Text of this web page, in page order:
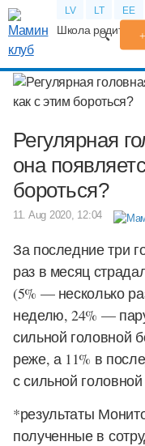
LV LT EE
Школа родителей
Регулярная
она
бороться?
11. Aug 2020, 12:04
За последние три
раз в месяц
(5% — несколько
неделю, 24% —
сильной головной
реже, а 11% в
с сильной
*результаты
полученные в